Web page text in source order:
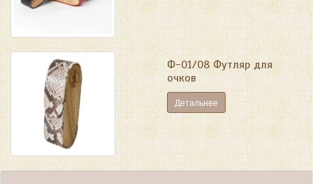
Ф-01/08 Футляр для
очков
Детальнее